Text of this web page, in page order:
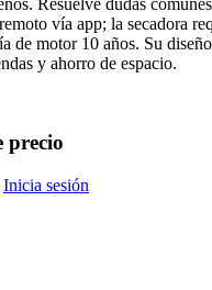
vía app; la secadora
de motor 10 años. Su
y ahorro de espacio.
precio
Inicia sesión